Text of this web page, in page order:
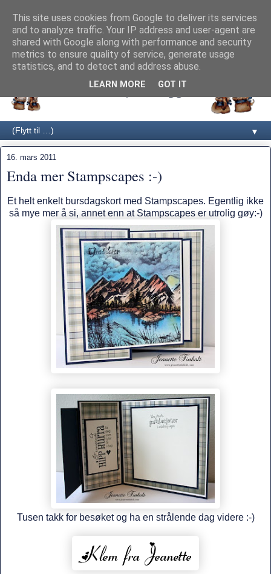
▼
16. mars 2011
Enda mer Stampscapes :-)
Et helt enkelt bursdagskort med Stampscapes. Egentlig ikke
så mye mer å si, annet enn at Stampscapes er utrolig gøy:-)
Tusen takk for besøket og ha en strålende dag videre :-)
This site uses cookies from Google to deliver its services
and to analyze traffic. Your IP address and user-agent are
shared with Google along with performance and security
metrics to ensure quality of service, generate usage
statistics, and to detect and address abuse.
LEARN MORE GOT IT